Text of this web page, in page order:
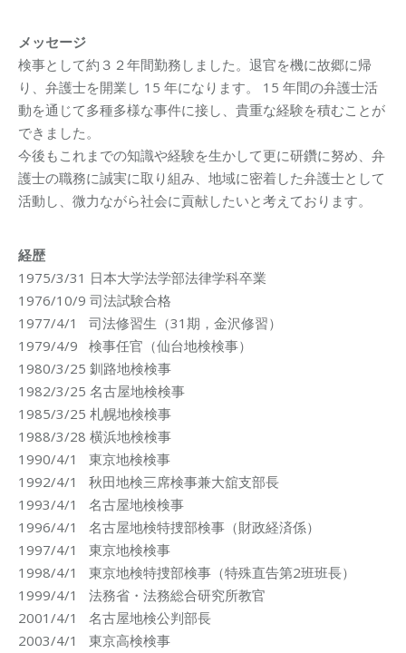
メッセージ
検事として約３２年間勤務しました。退官を機に故郷に帰
り、弁護士を開業し 15 年になります。 15 年間の弁護士活
動を通じて多種多様な事件に接し、貴重な経験を積むことが
できました。
今後もこれまでの知識や経験を生かして更に研鑽に努め、弁
護士の職務に誠実に取り組み、地域に密着した弁護士として
活動し、微力ながら社会に貢献したいと考えております。
経歴
1975/3/31 日本大学法学部法律学科卒業
1976/10/9 司法試験合格
1977/4/1 司法修習生（31期，金沢修習）
1979/4/9 検事任官（仙台地検検事）
1980/3/25 釧路地検検事
1982/3/25 名古屋地検検事
1985/3/25 札幌地検検事
1988/3/28 横浜地検検事
1990/4/1 東京地検検事
1992/4/1 秋田地検三席検事兼大舘支部長
1993/4/1 名古屋地検検事
1996/4/1 名古屋地検特捜部検事（財政経済係）
1997/4/1 東京地検検事
1998/4/1 東京地検特捜部検事（特殊直告第2班班長）
1999/4/1 法務省・法務総合研究所教官
2001/4/1 名古屋地検公判部長
2003/4/1 東京高検検事